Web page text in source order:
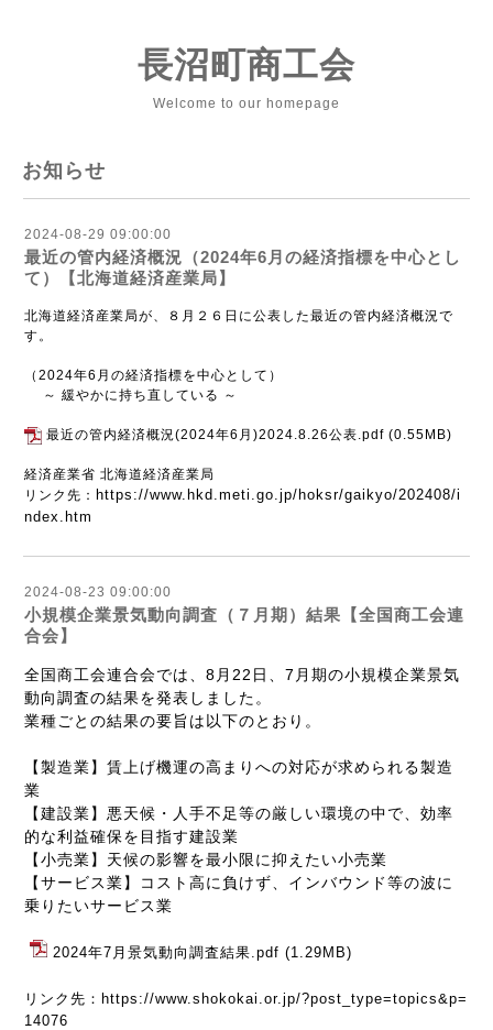
長沼町商工会
Welcome to our homepage
お知らせ
2024-08-29 09:00:00
最近の管内経済概況（2024年6月の経済指標を中心とし
て）【北海道経済産業局】
北海道経済産業局が、８月２６日に公表した最近の管内経済概況で
す。
（2024年6月の経済指標を中心として）
～ 緩やかに持ち直している ～
最近の管内経済概況(2024年6月)2024.8.26公表.pdf (0.55MB)
経済産業省 北海道経済産業局
リンク先： https://www.hkd.meti.go.jp/hoksr/gaikyo/202408/i
ndex.htm
2024-08-23 09:00:00
小規模企業景気動向調査（７月期）結果【全国商工会連
合会】
全国商工会連合会では、8月22日、7月期の小規模企業景気
動向調査の結果を発表しました。
業種ごとの結果の要旨は以下のとおり。
【製造業】賃上げ機運の高まりへの対応が求められる製造
業
【建設業】悪天候・人手不足等の厳しい環境の中で、効率
的な利益確保を目指す建設業
【小売業】天候の影響を最小限に抑えたい小売業
【サービス業】コスト高に負けず、インバウンド等の波に
乗りたいサービス業
2024年7月景気動向調査結果.pdf (1.29MB)
リンク先： https://www.shokokai.or.jp/?post_type=topics&p=
14076